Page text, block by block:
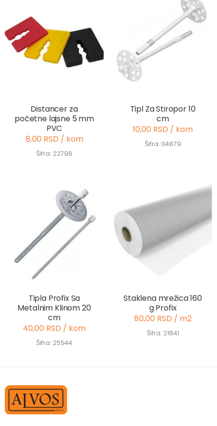
Distancer za
početne lajsne 5 mm
PVC
8,00 RSD / kom
Šifra: 22798
Tipl Za Stiropor 10
cm
10,00 RSD / kom
Šifra: 04879
Tipla Profix Sa
Metalnim Klinom 20
cm
40,00 RSD / kom
Šifra: 25544
Staklena mrežica 160
g Profix
80,00 RSD / m2
Šifra: 21841